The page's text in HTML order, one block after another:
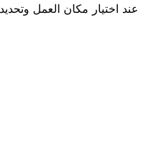
عند اختيار مكان العمل